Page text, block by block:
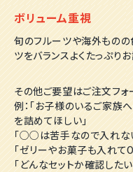
ボリューム重視
旬のフルーツや海外ものの
ツをバランスよくたっぷり
その他ご要望はご注文フ
例：「お子様のいるご家族
を詰めてほしい」
「○○は苦手なので入れな
「ゼリーやお菓子も入れて
「どんなセットか確認した